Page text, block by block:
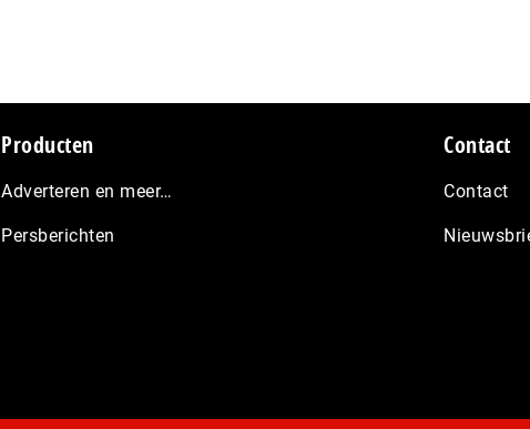
Producten
Adverteren en meer…
Persberichten
Contact
Contact